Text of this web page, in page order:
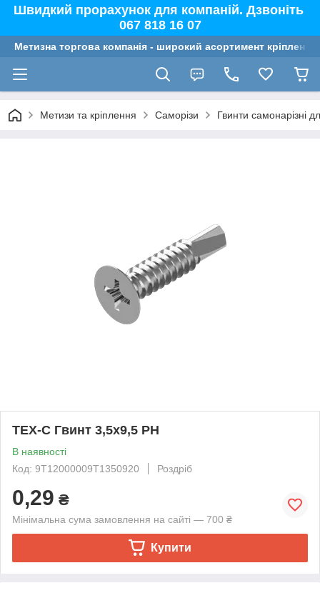
Швидкий прорахунок для компаній. Дзвоніть
067 818 16 07
Метизна торгова компанія - широкий асортимент
Метизи та кріплення Саморізи Гвинти самонарізні
TEX-C Гвинт 3,5х9,5 PH
В наявності
Код: 9T12000009T1350920
Роздріб
0,29 ₴
Мінімальна сума замовлення на сайті — 700 ₴
Купити